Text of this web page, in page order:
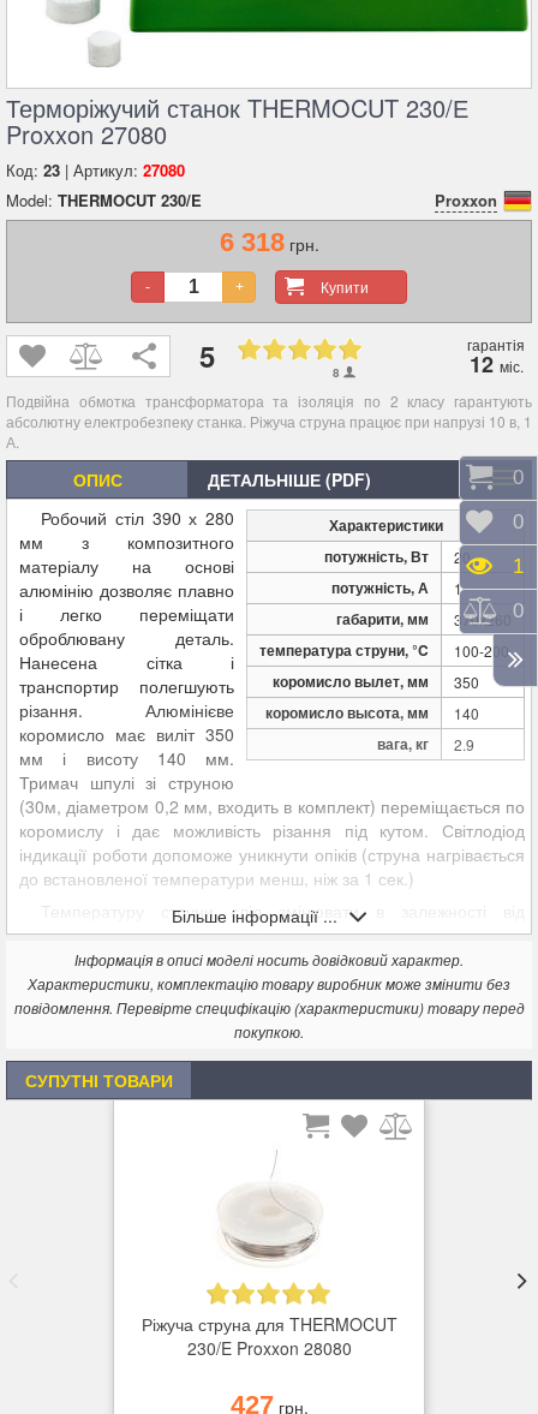
Терморіжучий станок THERMOCUT 230/Е
Proxxon 27080
Код: 23 | Артикул: 27080
Model: THERMOCUT 230/E Proxxon
6 318грн.
Купити
- +
5 8
гарантія
12 міс.
Подвійна обмотка трансформатора та ізоляція по 2 класу гарантують
абсолютну електробезпеку станка. Ріжуча струна працює при напрузі 10 в, 1
А.
ОПИС ДЕТАЛЬНІШЕ (PDF)
Характеристики
потужність, Вт
20
потужність, А 1
габарити, мм 370х260
температура струни, °C 100-200
коромисло вылет, мм 350
коромисло высота, мм 140
вага, кг 2.9
Робочий стіл 390 х 280
мм з композитного
матеріалу на основі
алюмінію дозволяє плавно
і легко переміщати
оброблювану деталь.
Нанесена сітка і
транспортир полегшують
різання. Алюмінієве
коромисло має виліт 350
мм і висоту 140 мм.
Тримач шпулі зі струною
(30м, діаметром 0,2 мм, входить в комплект) переміщається по
коромислу і дає можливість різання під кутом. Світлодіод
індикації роботи допоможе уникнути опіків (струна нагрівається
до встановленої температури менш, ніж за 1 сек.)
Температуру струни слід змінювати в залежності від
матеріалу і товщини деталі. Визначається дослідним шляхом.
Найкращий профіль вийде при низькій температурі і повільної
подачі.
Технічні дані: Напруга живлення 220 - 240 в, 50/60 Гц,
ізоляція по 2 класу. Вторинна напруга трансформатора макс.
10 в, 1 А. Температура ріжучої струни діаметром 0,2мм
міняється від 100 º до 200ºС. Вага близько 3,0 кг.
Більше інформації ...
Інформація в описі моделі носить довідковий характер.
Характеристики, комплектацію товару виробник може змінити без
повідомлення. Перевірте специфікацію (характеристики) товару перед
покупкою.
СУПУТНІ ТОВАРИ
Ріжуча струна для THERMOCUT
230/E Proxxon 28080
427грн.
0
0
1
0